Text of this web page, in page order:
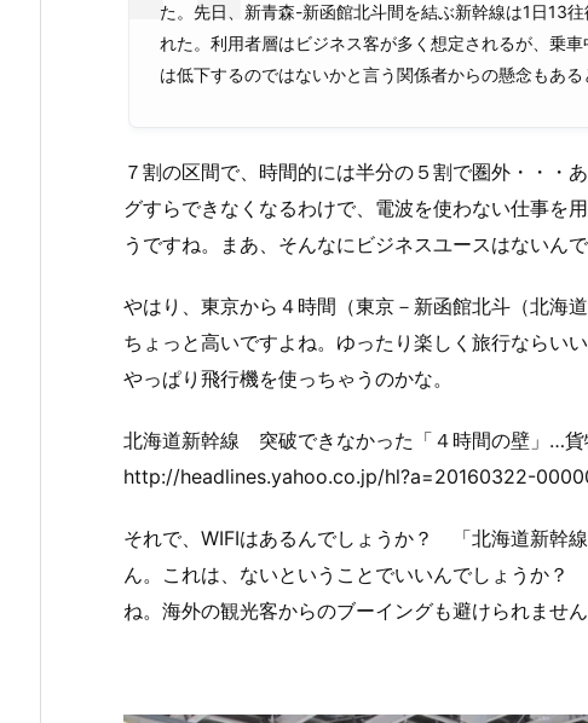
た。先日、新青森-新函館北斗間を結ぶ新幹線は1日13
れた。利用者層はビジネス客が多く想定されるが、乗車
は低下するのではないかと言う関係者からの懸念もある
７割の区間で、時間的には半分の５割で圏外・・・
グすらできなくなるわけで、電波を使わない仕事を
うですね。まあ、そんなにビジネスユースはないん
やはり、東京から４時間（東京－新函館北斗（北海
ちょっと高いですよね。ゆったり楽しく旅行ならい
やっぱり飛行機を使っちゃうのかな。
北海道新幹線 突破できなかった「４時間の壁」…貨
http://headlines.yahoo.co.jp/hl?a=20160322-
それで、WIFIはあるんでしょうか？ 「北海道新幹
ん。これは、ないということでいいんでしょうか
ね。海外の観光客からのブーイングも避けられません